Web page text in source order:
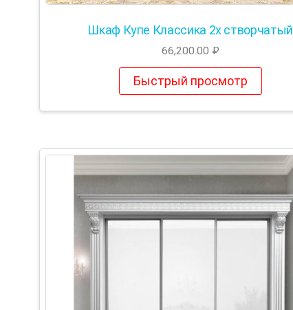
Шкаф Купе Классика 2х створчатый
66,200.00 ₽
Быстрый просмотр